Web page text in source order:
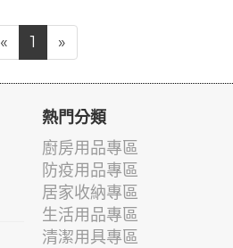
« 1 »
熱門分類
廚房用品專區
防疫用品專區
居家收納專區
生活用品專區
清潔用具專區